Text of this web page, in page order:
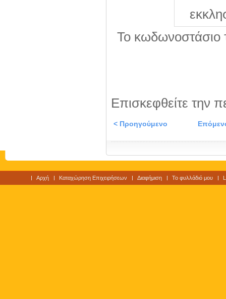
Το κωδωνοστάσιο
Επισκεφθείτε την
< Προηγούμενο
Αρχή Καταχώρηση Επιχειρήσεων Διαφήμιση Το φυλλάδιό μου